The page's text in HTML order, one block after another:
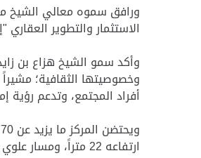
ورافق سموه معالي الشيخ
الاستثمار والتطوير العقاري
وأكد سمو الشيخ هزاع بن
وخصوصيتها الثقافية؛
أفراد المجتمع، وتدعم رؤية
ارتفاعه 22 متراً، ومسار علوي بين أشجار النخيل بارتفاع 4 أمتار وبطول يصل إلى 268 متر.